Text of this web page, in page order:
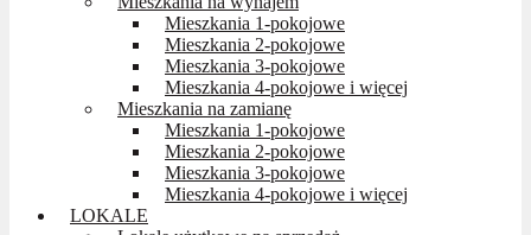
Mieszkania 1-pokojowe
Mieszkania 2-pokojowe
Mieszkania 3-pokojowe
Mieszkania 4-pokojowe i więcej
Mieszkania na zamianę
Mieszkania 1-pokojowe
Mieszkania 2-pokojowe
Mieszkania 3-pokojowe
Mieszkania 4-pokojowe i więcej
LOKALE